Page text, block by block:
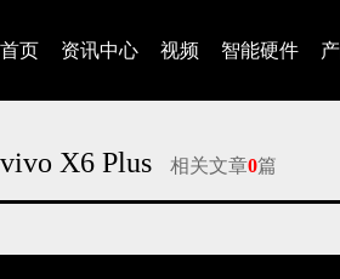
首页 资讯中心 视频 智能硬件
vivo X6 Plus 相关文章0篇